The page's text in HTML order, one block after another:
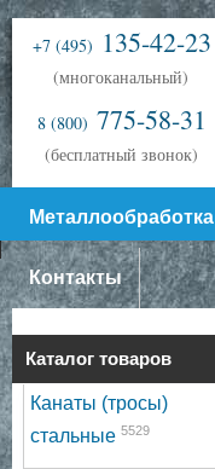
+7 (495) 135-42-23
(многоканальный)
8 (800) 775-58-31
(бесплатный звонок)
Металлообработка
Контакты
Каталог товаров
Канаты (тросы)
стальные 5529